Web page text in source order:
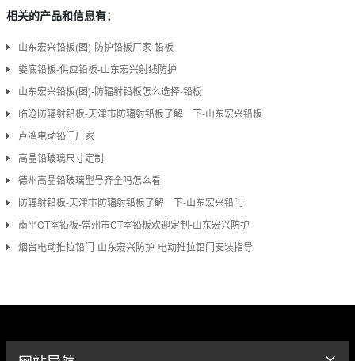
相关的产品和信息有：
山东宏兴铅板(图)-防护铅板厂家-铅板
娄底铅板-供应铅板-山东宏兴射线防护
山东宏兴铅板(图)-防辐射铅板怎么选择-铅板
临沧防辐射铅板-天津市防辐射铅板了解一下-山东宏兴铅板
卢湾电动铅门厂家
高晶铅玻璃尺寸定制
德州高晶铅玻璃型号齐全吗怎么看
防辐射铅板-天津市防辐射铅板了解一下-山东宏兴铅门
南平CT室铅板-常州市CT室铅板欢迎定制-山东宏兴防护
烟台电动推拉铅门-山东宏兴防护-电动推拉铅门安装指导